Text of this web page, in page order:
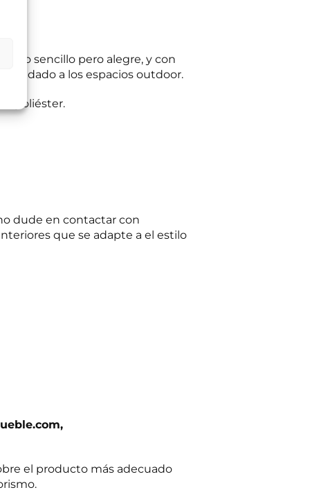
sencillo pero alegre, y con
a los espacios outdoor.
poliéster.
dude en contactar con
que se adapte a el estilo
el producto más adecuado
Se conservarán
legales.
en cualquier